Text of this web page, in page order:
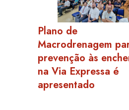
Plano de
Macrodrenagem
prevenção às
na Via Expressa é
apresentado